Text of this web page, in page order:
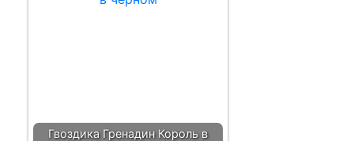
Гвоздика Гренадин Король в